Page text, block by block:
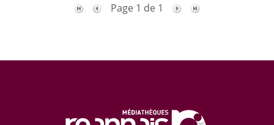
Page 1 de 1